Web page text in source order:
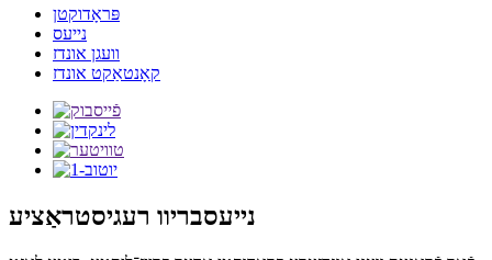
פּראָדוקטן
נייעס
וועגן אונדז
קאָנטאַקט אונדז
נייעסבריוו רעגיסטראַציע